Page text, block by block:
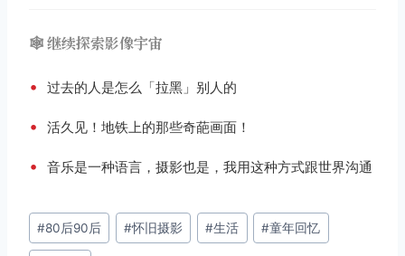
🕸️ 继续探索影像宇宙
• 过去的人是怎么「拉黑」别人的
• 活久见！地铁上的那些奇葩画面！
• 音乐是一种语言，摄影也是，我用这种方式跟世界沟通
文
章
#80后90后 #怀旧摄影 #生活 #童年回忆